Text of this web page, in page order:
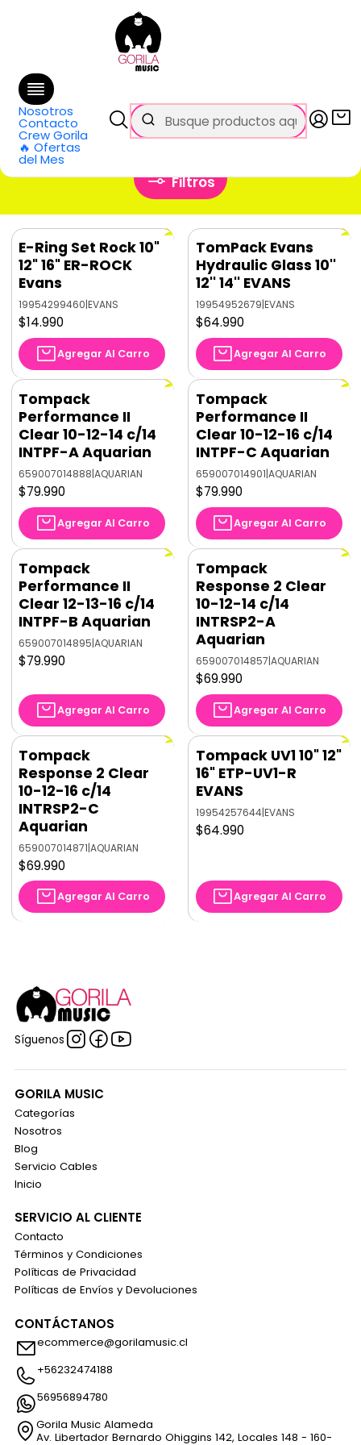
Nosotros
Contacto
Crew Gorila
🔥 Ofertas
del Mes
GRATIS
en Santiago y $99.990 en Regiones
Categorías Baterías y Percusión
Parches de Bateria
Set de Parches
Filtros
E-Ring Set Rock 10"
12" 16" ER-ROCK
Evans
19954299460|EVANS
$14.990
Agregar Al Carro
TomPack Evans
Hydraulic Glass 10''
12'' 14'' EVANS
19954952679|EVANS
$64.990
Agregar Al Carro
Tompack
Performance II
Clear 10-12-14 c/14
INTPF-A Aquarian
659007014888|AQUARIAN
$79.990
Agregar Al Carro
Tompack
Performance II
Clear 10-12-16 c/14
INTPF-C Aquarian
659007014901|AQUARIAN
$79.990
Agregar Al Carro
Tompack
Performance II
Clear 12-13-16 c/14
INTPF-B Aquarian
659007014895|AQUARIAN
$79.990
Agregar Al Carro
Tompack
Response 2 Clear
10-12-14 c/14
INTRSP2-A
Aquarian
659007014857|AQUARIAN
$69.990
Agregar Al Carro
Tompack
Response 2 Clear
10-12-16 c/14
INTRSP2-C
Aquarian
659007014871|AQUARIAN
$69.990
Agregar Al Carro
Tompack UV1 10" 12"
16" ETP-UV1-R
EVANS
19954257644|EVANS
$64.990
Agregar Al Carro
Síguenos
GORILA MUSIC
Categorías
Nosotros
Blog
Servicio Cables
Inicio
SERVICIO AL CLIENTE
Contacto
Términos y Condiciones
Políticas de Privacidad
Políticas de Envíos y Devoluciones
CONTÁCTANOS
ecommerce@gorilamusic.cl
+56232474188
56956894780
Gorila Music Alameda
Av. Libertador Bernardo Ohiggins 142, Locales 148 - 160-